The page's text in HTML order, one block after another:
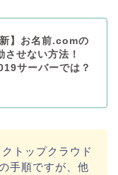
】お名前.comの
させない方法！
サーバーでは？
トップクラウド
手順ですが、他